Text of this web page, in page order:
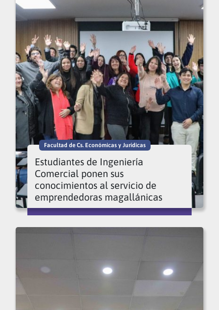
Facultad de Cs. Económicas y Jurídicas
Estudiantes de Ingeniería
Comercial ponen sus
conocimientos al servicio de
emprendedoras magallánicas